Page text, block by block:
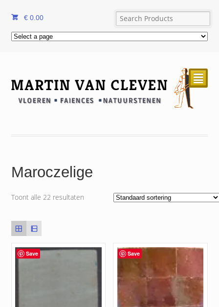
€ 0.00
²
Maroczelige
Toont alle 22 resultaten
Save Save